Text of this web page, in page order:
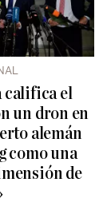
califica el
un dron en
alemán
como una
de